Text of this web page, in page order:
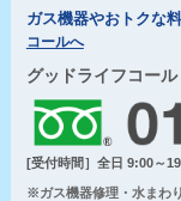
ガス機器やおトクな
コールへ
グッドライフコール
[受付時間］全日 9:00～
※ガス機器修理・水まわ